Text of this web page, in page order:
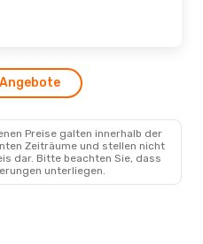
Preise galten innerhalb der
Zeiträume und stellen nicht
dar. Bitte beachten Sie, dass
unterliegen.